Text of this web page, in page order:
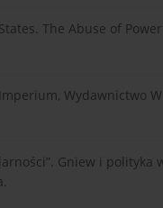
The Abuse of
Wydawnictwo
Gniew i